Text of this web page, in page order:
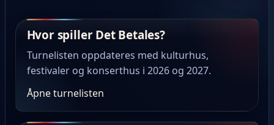
Hvor spiller Det Betales?
Turnelisten oppdateres med kulturhus,
festivaler og konserthus i 2026 og 2027.
Åpne turnelisten